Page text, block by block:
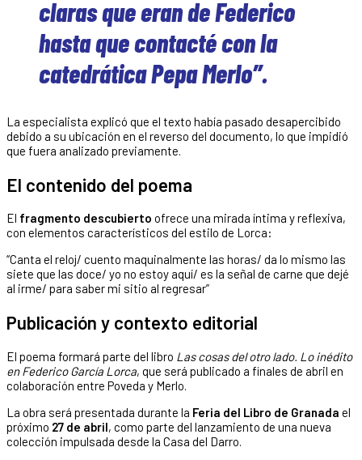
claras que eran de Federico
hasta que contacté con la
catedrática Pepa Merlo”.
La especialista explicó que el texto había pasado desapercibido
debido a su ubicación en el reverso del documento, lo que impidió
que fuera analizado previamente.
El contenido del poema
El fragmento descubierto ofrece una mirada íntima y reflexiva,
con elementos característicos del estilo de Lorca:
“Canta el reloj/ cuento maquinalmente las horas/ da lo mismo las
siete que las doce/ yo no estoy aquí/ es la señal de carne que dejé
al irme/ para saber mi sitio al regresar”
Publicación y contexto editorial
El poema formará parte del libro Las cosas del otro lado. Lo inédito
en Federico García Lorca, que será publicado a finales de abril en
colaboración entre Poveda y Merlo.
La obra será presentada durante la Feria del Libro de Granada el
próximo 27 de abril, como parte del lanzamiento de una nueva
colección impulsada desde la Casa del Darro.